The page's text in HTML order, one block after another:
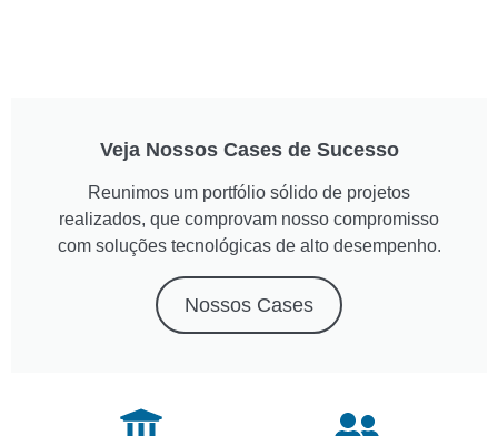
Veja Nossos Cases de Sucesso
Reunimos um portfólio sólido de projetos
realizados, que comprovam nosso compromisso
com soluções tecnológicas de alto desempenho.
Nossos Cases